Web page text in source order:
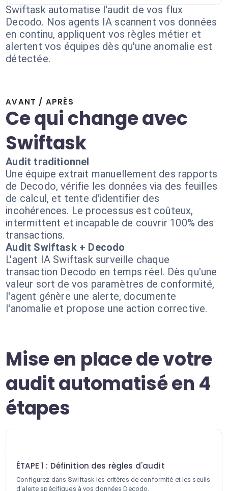
Swiftask automatise l'audit de vos flux
Decodo. Nos agents IA scannent vos données
en continu, appliquent vos règles métier et
alertent vos équipes dès qu'une anomalie est
détectée.
AVANT / APRÈS
Ce qui change avec
Swiftask
Audit traditionnel
Une équipe extrait manuellement des rapports
de Decodo, vérifie les données via des feuilles
de calcul, et tente d'identifier des
incohérences. Le processus est coûteux,
intermittent et incapable de couvrir 100% des
transactions.
Audit Swiftask + Decodo
L'agent IA Swiftask surveille chaque
transaction Decodo en temps réel. Dès qu'une
valeur sort de vos paramètres de conformité,
l'agent génère une alerte, documente
l'anomalie et propose une action corrective.
Mise en place de votre
audit automatisé en 4
étapes
ÉTAPE 1 : Définition des règles d'audit
Configurez dans Swiftask les critères de conformité et les seuils
d'alerte spécifiques à vos données Decodo.